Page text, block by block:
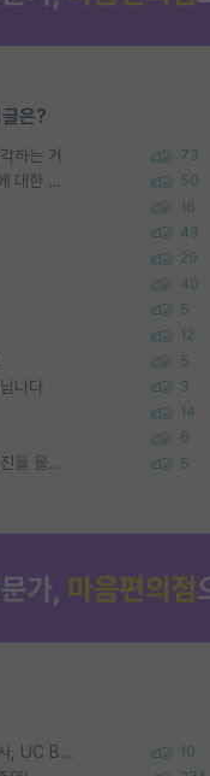
은?
하는 거 73
포스텍 억까에 대해 (동문의 학문적 아웃풋에 대한 반박) 50
16
43
29
40
5
12
5
니다 3
14
6
정보보안 연구하는 입장에선 식별가능한 사진을 올리는건 비추이긴함 5
Korea University 수학, 컴퓨터과학 이학사, UC Berkeley 산업공학 대학원 공학박사가 되는 것은 쉽지 않겠죠? 10